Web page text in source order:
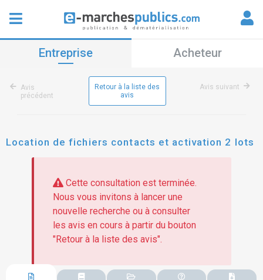
Entreprise Acheteur
Avis
précédent
Retour à la liste des
avis
Avis suivant
Location de fichiers contacts et activation 2 lots
Cette consultation est terminée.
Nous vous invitons à lancer une
nouvelle recherche ou à consulter
les avis en cours à partir du bouton
"Retour à la liste des avis".